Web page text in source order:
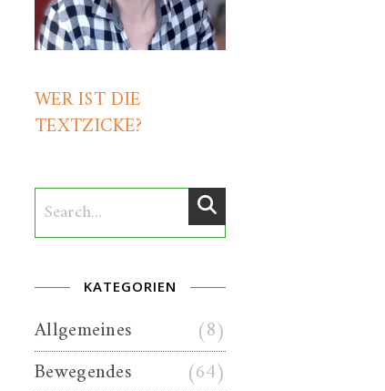
WER IST DIE
TEXTZICKE?
KATEGORIEN
Allgemeines
(8)
Bewegendes
(64)